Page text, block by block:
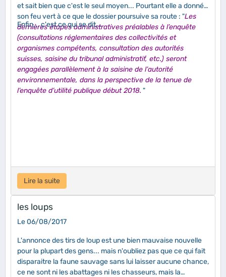
et sait bien que c'est le seul moyen... Pourtant elle a donné
son feu vert à ce que le dossier poursuive sa route : "Les
dernières étapes administratives préalables à l’enquête
(consultations réglementaires des collectivités et
organismes compétents, consultation des autorités
suisses, saisine du tribunal administratif, etc.) seront
engagées parallèlement à la saisine de l’autorité
environnementale, dans la perspective de la tenue de
l’enquête d’utilité publique début 2018. "
Enfin... c'est ce qui se dit...
Lire la suite
les loups
Le 06/08/2017
L'annonce des tirs de loup est une bien mauvaise nouvelle
pour la plupart des gens... mais n'oubliez pas que ce qui fait
disparaitre la faune sauvage sans lui laisser aucune chance,
ce ne sont ni les abattages ni les chasseurs, mais la